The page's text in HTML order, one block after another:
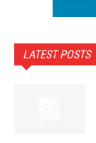
LATEST POSTS